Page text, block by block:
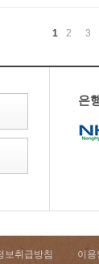
1 2 3
은
보취급방침 이용